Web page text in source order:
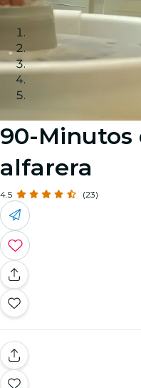
90-Minutos
alfarera
4.5 (23)